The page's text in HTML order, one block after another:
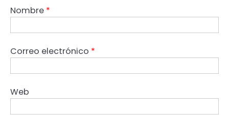
Nombre *
Correo electrónico *
Web